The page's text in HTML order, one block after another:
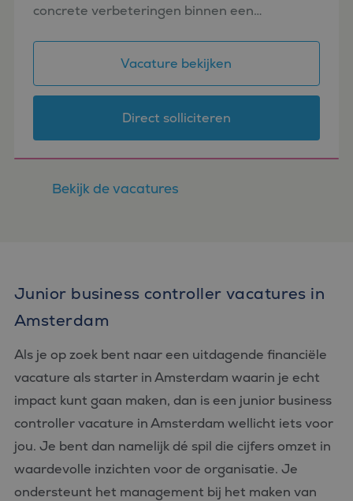
concrete verbeteringen binnen een
Senior Business Controller Transport werk je
Vacature bekijken
Direct solliciteren
Bekijk de vacatures
Junior business controller vacatures in
Amsterdam
Als je op zoek bent naar een uitdagende financiële
vacature als starter in Amsterdam waarin je echt
impact kunt gaan maken, dan is een junior business
controller vacature in Amsterdam wellicht iets voor
jou. Je bent dan namelijk dé spil die cijfers omzet in
waardevolle inzichten voor de organisatie. Je
ondersteunt het management bij het maken van